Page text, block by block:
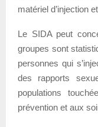
matériel d’injection
Le SIDA peut
groupes sont
personnes qui
des rapports
populations
prévention et aux